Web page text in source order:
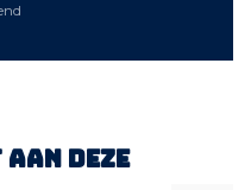
deze